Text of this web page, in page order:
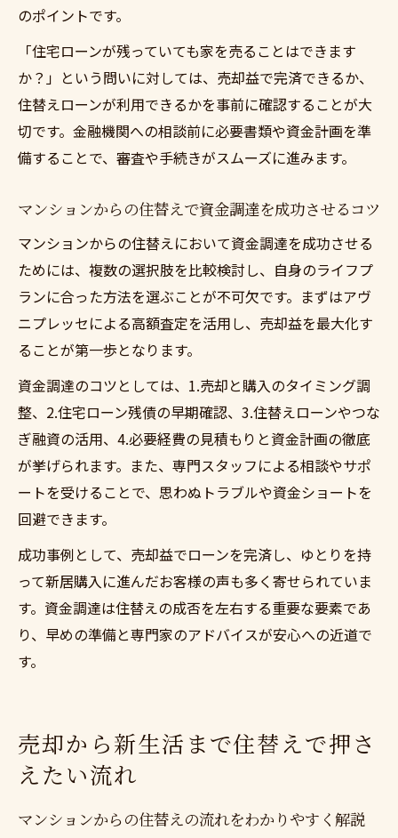
のポイントです。
「住宅ローンが残っていても家を売ることはできます
か？」という問いに対しては、売却益で完済できるか、
住替えローンが利用できるかを事前に確認することが大
切です。金融機関への相談前に必要書類や資金計画を準
備することで、審査や手続きがスムーズに進みます。
マンションからの住替えで資金調達を成功させるコツ
マンションからの住替えにおいて資金調達を成功させる
ためには、複数の選択肢を比較検討し、自身のライフプ
ランに合った方法を選ぶことが不可欠です。まずはアヴ
ニプレッセによる高額査定を活用し、売却益を最大化す
ることが第一歩となります。
資金調達のコツとしては、1.売却と購入のタイミング調
整、2.住宅ローン残債の早期確認、3.住替えローンやつな
ぎ融資の活用、4.必要経費の見積もりと資金計画の徹底
が挙げられます。また、専門スタッフによる相談やサポ
ートを受けることで、思わぬトラブルや資金ショートを
回避できます。
成功事例として、売却益でローンを完済し、ゆとりを持
って新居購入に進んだお客様の声も多く寄せられていま
す。資金調達は住替えの成否を左右する重要な要素であ
り、早めの準備と専門家のアドバイスが安心への近道で
す。
売却から新生活まで住替えで押さ
えたい流れ
マンションからの住替えの流れをわかりやすく解説